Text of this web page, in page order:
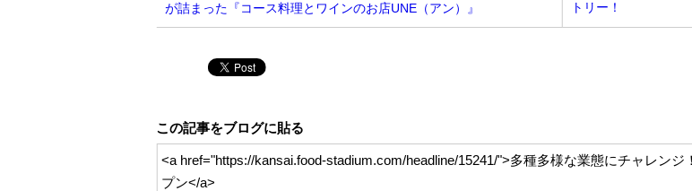
が詰まった『コース料理とワインのお店UNE（アン）』
トリー！
この記事をブログに貼る
<a href="https://kansai.food-stadium.com/headline/15241/">多種多様な業態にチャレン
プン</a>